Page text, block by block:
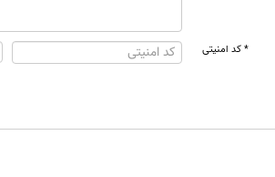
* کد امنیتی